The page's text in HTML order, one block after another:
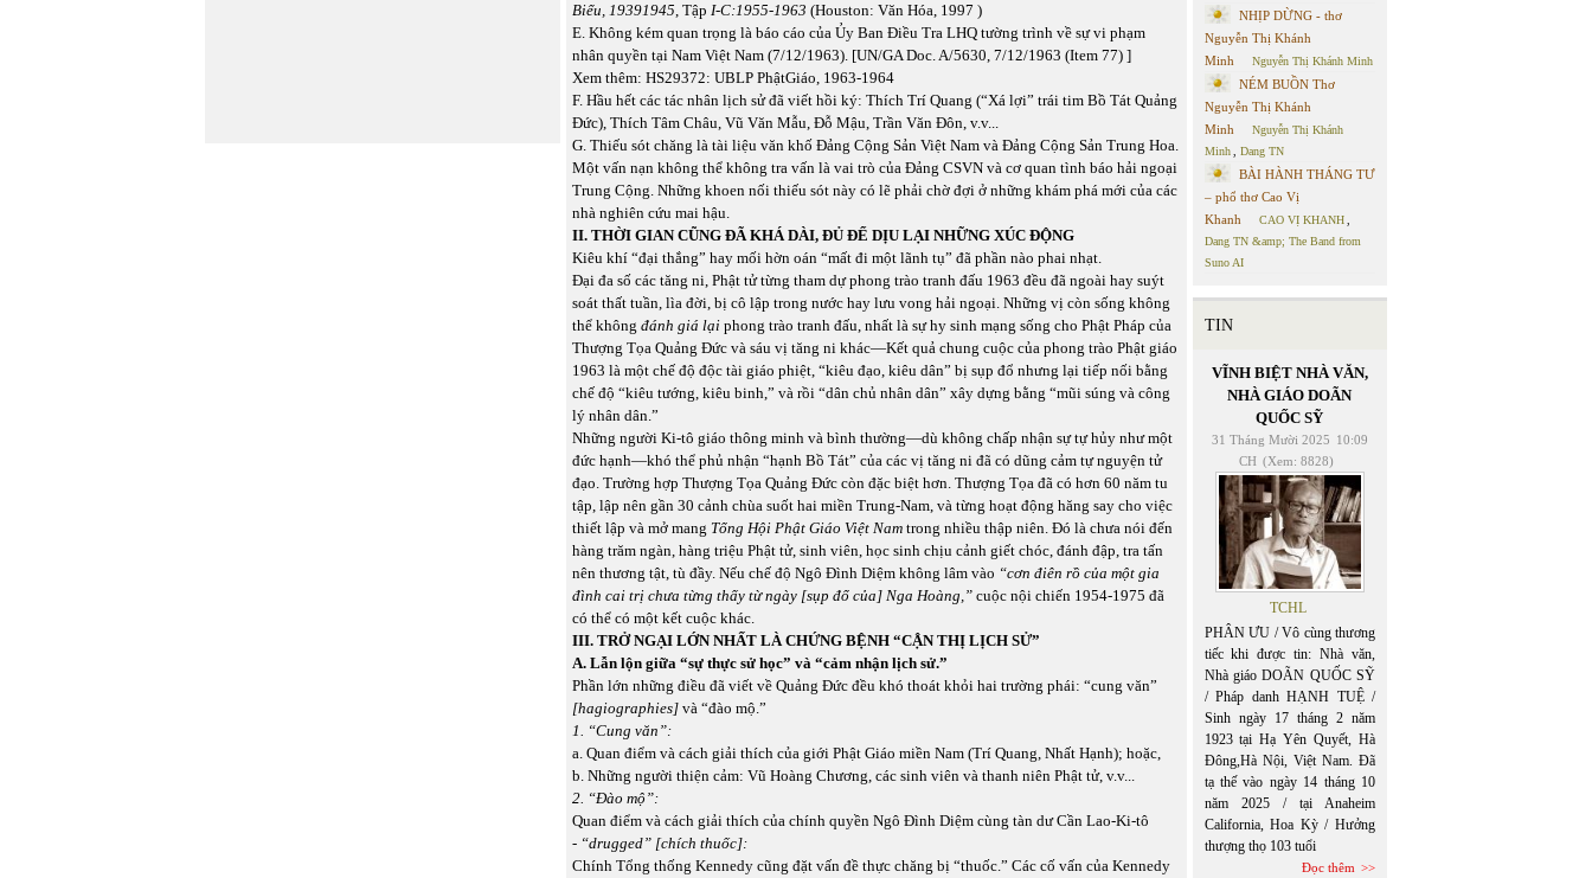
Biểu, 19391945, Tập I-C:1955-1963 (Houston: Văn Hóa, 1997 )
E. Không kém quan trọng là báo cáo của Ủy Ban Điều Tra LHQ tường trình về sự vi phạm
nhân quyền tại Nam Việt Nam (7/12/1963). [UN/GA Doc. A/5630, 7/12/1963 (Item 77) ]
Xem thêm: HS29372: UBLP PhậtGiáo, 1963-1964
F. Hầu hết các tác nhân lịch sử đã viết hồi ký: Thích Trí Quang (“Xá lợi” trái tim Bồ Tát Quảng
Đức), Thích Tâm Châu, Vũ Văn Mẫu, Đỗ Mậu, Trần Văn Đôn, v.v...
G. Thiếu sót chăng là tài liệu văn khố Đảng Cộng Sản Việt Nam và Đảng Cộng Sản Trung Hoa.
Một vấn nạn không thể không tra vấn là vai trò của Đảng CSVN và cơ quan tình báo hải ngoại
Trung Cộng. Những khoen nối thiếu sót này có lẽ phải chờ đợi ở những khám phá mới của các
nhà nghiên cứu mai hậu.
II. THỜI GIAN CŨNG ĐÃ KHÁ DÀI, ĐỦ ĐỂ DỊU LẠI NHỮNG XÚC ĐỘNG
Kiêu khí “đại thắng” hay mối hờn oán “mất đi một lãnh tụ” đã phần nào phai nhạt.
Đại đa số các tăng ni, Phật tử từng tham dự phong trào tranh đấu 1963 đều đã ngoài hay suýt
soát thất tuần, lìa đời, bị cô lập trong nước hay lưu vong hải ngoại. Những vị còn sống không
thể không đánh giá lại phong trào tranh đấu, nhất là sự hy sinh mạng sống cho Phật Pháp của
Thượng Tọa Quảng Đức và sáu vị tăng ni khác—Kết quả chung cuộc của phong trào Phật giáo
1963 là một chế độ độc tài giáo phiệt, “kiêu đạo, kiêu dân” bị sụp đổ nhưng lại tiếp nối bằng
chế độ “kiêu tướng, kiêu binh,” và rồi “dân chủ nhân dân” xây dựng bằng “mũi súng và công
lý nhân dân.”
Những người Ki-tô giáo thông minh và bình thường—dù không chấp nhận sự tự hủy như một
đức hạnh—khó thể phủ nhận “hạnh Bồ Tát” của các vị tăng ni đã có dũng cảm tự nguyện tử
đạo. Trường hợp Thượng Tọa Quảng Đức còn đặc biệt hơn. Thượng Tọa đã có hơn 60 năm tu
tập, lập nên gần 30 cảnh chùa suốt hai miền Trung-Nam, và từng hoạt động hăng say cho việc
thiết lập và mở mang Tổng Hội Phật Giáo Việt Nam trong nhiều thập niên. Đó là chưa nói đến
hàng trăm ngàn, hàng triệu Phật tử, sinh viên, học sinh chịu cảnh giết chóc, đánh đập, tra tấn
nên thương tật, tù đầy. Nếu chế độ Ngô Đình Diệm không lâm vào “cơn điên rồ của một gia
đình cai trị chưa từng thấy từ ngày [sụp đổ của] Nga Hoàng,” cuộc nội chiến 1954-1975 đã
có thể có một kết cuộc khác.
III. TRỞ NGẠI LỚN NHẤT LÀ CHỨNG BỆNH “CẬN THỊ LỊCH SỬ”
A. Lẫn lộn giữa “sự thực sử học” và “cảm nhận lịch sử.”
Phần lớn những điều đã viết về Quảng Đức đều khó thoát khỏi hai trường phái: “cung văn”
[hagiographies] và “đào mộ.”
1. “Cung văn”:
a. Quan điểm và cách giải thích của giới Phật Giáo miền Nam (Trí Quang, Nhất Hạnh); hoặc,
b. Những người thiện cảm: Vũ Hoàng Chương, các sinh viên và thanh niên Phật tử, v.v...
2. “Đào mộ”:
Quan điểm và cách giải thích của chính quyền Ngô Đình Diệm cùng tàn dư Cần Lao-Ki-tô
- “drugged” [chích thuốc]:
Chính Tổng thống Kennedy cũng đặt vấn đề thực chăng bị “thuốc.” Các cố vấn của Kennedy
NHỊP DỪNG - thơ
Nguyễn Thị Khánh
Minh
Nguyễn Thị Khánh Minh
NÉM BUỒN Thơ
Nguyễn Thị Khánh
Minh
Nguyễn Thị Khánh
Minh
Dang TN
BÀI HÀNH THÁNG TƯ
– phổ thơ Cao Vị
Khanh
CAO VỊ KHANH
Dang TN &amp; The Band from
Suno AI
TIN
VĨNH BIỆT NHÀ VĂN,
NHÀ GIÁO DOÃN
QUỐC SỸ
31 Tháng Mười 2025 10:09
CH (Xem: 8828)
TCHL
PHÂN ƯU / Vô cùng thương
tiếc khi được tin: Nhà văn,
Nhà giáo DOÃN QUỐC SỸ
/ Pháp danh HẠNH TUỆ /
Sinh ngày 17 tháng 2 năm
1923 tại Hạ Yên Quyết, Hà
Đông,Hà Nội, Việt Nam. Đã
tạ thế vào ngày 14 tháng 10
năm 2025 / tại Anaheim
California, Hoa Kỳ / Hưởng
thượng thọ 103 tuổi
Đọc thêm